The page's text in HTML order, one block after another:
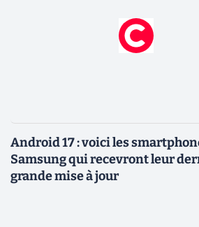
Android 17 : voici les
Samsung qui recevront leur
grande mise à jour